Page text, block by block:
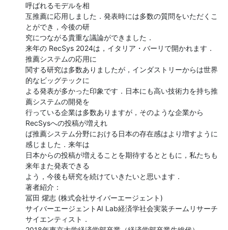
呼ばれるモデルを相
互推薦に応用しました．発表時には多数の質問をいただくこ
とができ，今後の研
究につながる貴重な議論ができました．
来年の RecSys 2024は，イタリア・バーリで開かれます．
推薦システムの応用に
関する研究は多数ありましたが，インダストリーからは世界
的なビッグテックに
よる発表が多かった印象です．日本にも高い技術力を持ち推
薦システムの開発を
行っている企業は多数ありますが，そのような企業から
RecSysへの投稿が増えれ
ば推薦システム分野における日本の存在感はより増すように
感じました．来年は
日本からの投稿が増えることを期待するとともに，私たちも
来年また発表できる
よう，今後も研究を続けていきたいと思います．
著者紹介：
冨田 燿志 (株式会社サイバーエージェント)
サイバーエージェントAI Lab経済学社会実装チームリサーチ
サイエンティスト．